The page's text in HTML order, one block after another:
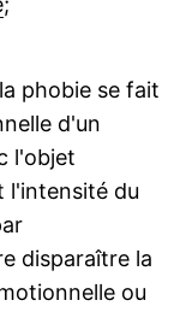
phobie se fait
d'un
l'objet
l'intensité du
disparaître la
ou